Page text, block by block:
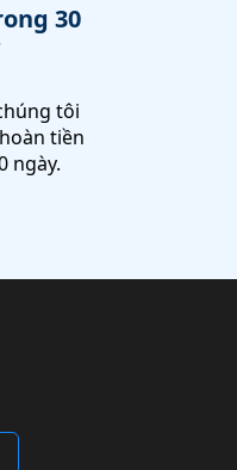
30
tôi
tiền
ngày.